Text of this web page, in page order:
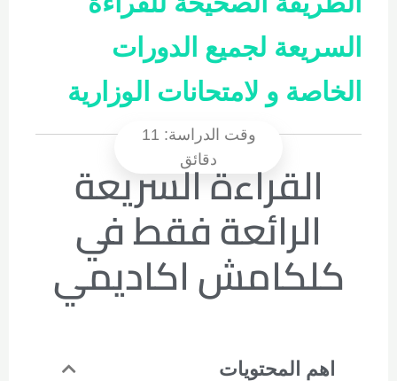
السريعة لجميع الدورات
الخاصة و لامتحانات الوزارية
القراءة السريعة
الرائعةفقط في
كلكامش اكاديمي
اهم المحتويات